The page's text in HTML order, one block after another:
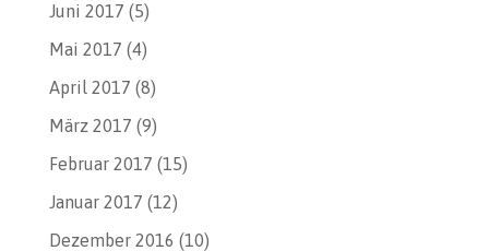
Juni 2017 (5)
Mai 2017 (4)
April 2017 (8)
März 2017 (9)
Februar 2017 (15)
Januar 2017 (12)
Dezember 2016 (10)